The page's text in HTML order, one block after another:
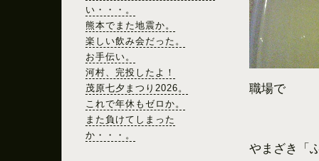
い・・・。
熊本でまた地震か。
楽しい飲み会だった。
お手伝い。
河村、完投したよ！
茂原七夕まつり2026。
これで年休もゼロか。
また負けてしまった
か・・・。
職場で
やまざき「